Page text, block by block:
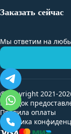
Заказать сейчас
Мы ответим на
@Copyright 2021-
Порядок
Правила оплаты
Политика